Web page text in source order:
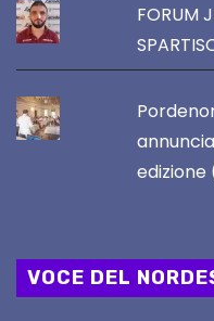
FORUM
edizione
VOCE DEL